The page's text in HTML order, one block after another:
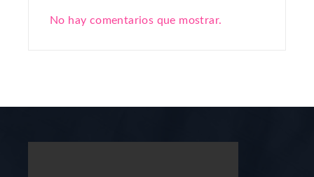
No hay comentarios que mostrar.